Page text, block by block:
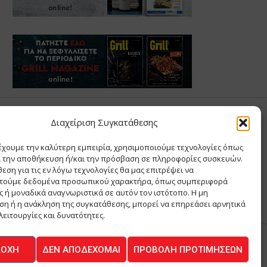
Διαχείριση Συγκατάθεσης
την καλύτερη εμπειρία, χρησιμοποιούμε τεχνολογίες όπως
την αποθήκευση ή/και την πρόσβαση σε πληροφορίες συσκευών.
για τις εν λόγω τεχνολογίες θα μας επιτρέψει να
δεδομένα προσωπικού χαρακτήρα, όπως συμπεριφορά
ή μοναδικά αναγνωριστικά σε αυτόν τον ιστότοπο. Η μη
ή η ανάκληση της συγκατάθεσης, μπορεί να επηρεάσει αρνητικά
και δυνατότητες.
ΔΕΝ ΑΠΟΔΈΧΟΜΑΙ ΠΡΟΒΟΛΉ ΠΡΟΤΙΜΉΣΕΩΝ
Θ ΚΑΙ ΣΙΑ ΜΟΝΟΠΡΟΣΩΠΗ ΙΚΕ